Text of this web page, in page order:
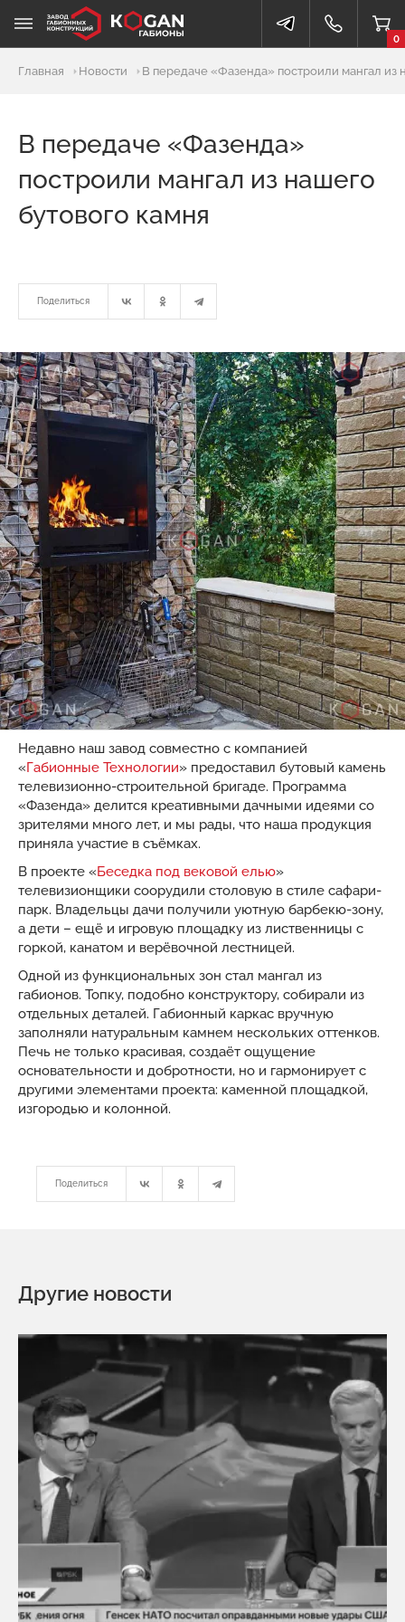
0
Главная Новости В передаче «Фазенда» построили мангал из
В передаче «Фазенда»
построили мангал из нашего
бутового камня
Поделиться
Недавно наш завод совместно с компанией
«Габионные Технологии» предоставил бутовый камень
телевизионно-строительной бригаде. Программа
«Фазенда» делится креативными дачными идеями со
зрителями много лет, и мы рады, что наша продукция
приняла участие в съёмках.
В проекте «Беседка под вековой елью»
телевизионщики соорудили столовую в стиле сафари-
парк. Владельцы дачи получили уютную барбекю-зону,
а дети – ещё и игровую площадку из лиственницы с
горкой, канатом и верёвочной лестницей.
Одной из функциональных зон стал мангал из
габионов. Топку, подобно конструктору, собирали из
отдельных деталей. Габионный каркас вручную
заполняли натуральным камнем нескольких оттенков.
Печь не только красивая, создаёт ощущение
основательности и добротности, но и гармонирует с
другими элементами проекта: каменной площадкой,
изгородью и колонной.
Поделиться
Другие новости